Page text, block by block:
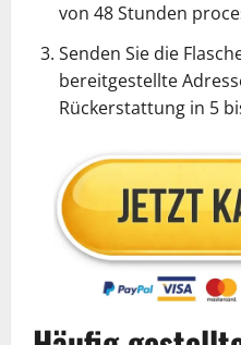
von 48 Stunden
Senden Sie die
bereitgestellte
Rückerstattung in 5